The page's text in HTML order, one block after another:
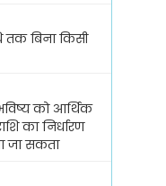
बिना किसी
को आर्थिक
का निर्धारण
जा सकता